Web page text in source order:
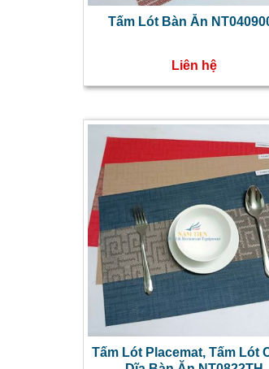
Tấm Lót Bàn Ăn
Liên hệ
Tấm Lót Placemat, Tấm Lót